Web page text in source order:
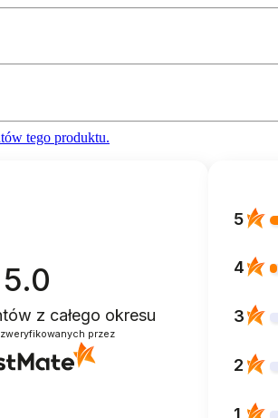
tego produktu.
5.0
z całego okresu
przez
5
4
3
2
1